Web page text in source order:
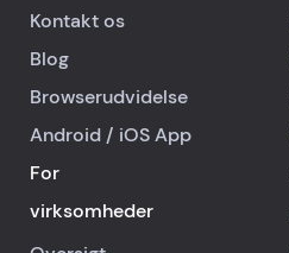
Kontakt os
Blog
Browserudvidelse
Android / iOSApp
For
virksomheder